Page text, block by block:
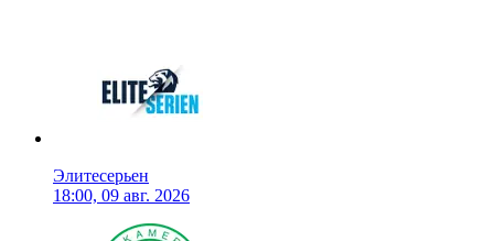
Элитесерьен
18:00, 09 авг. 2026